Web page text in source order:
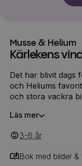
Musse & Helium
Kärlekens
Det har blivit dags
och Heliums
och stora vackra
hitta lugnet. Boken
eller sovstund.
Läs mer
3-6 ‎‎ år
Bok med bilder